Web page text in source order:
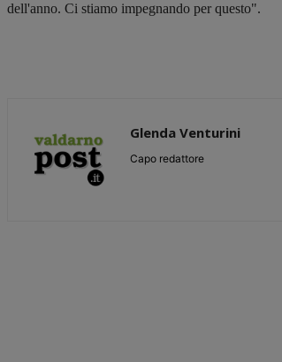
dell'anno. Ci stiamo impegnando per questo".
Glenda Venturini
Capo redattore